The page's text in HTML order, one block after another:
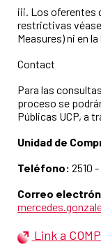
iii. Los oferentes
restrictivas
Measures) ni en
Contact
Para las
proceso se
Públicas UCP, a
Unidad de
Teléfono: 2510 -
Correo
Link a